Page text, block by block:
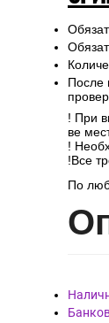
После
! При
ве
!
!Все
По